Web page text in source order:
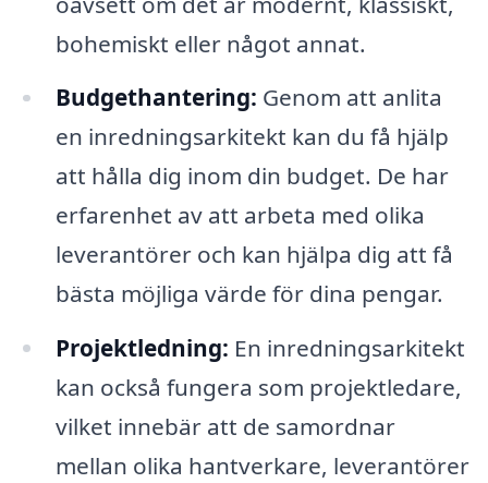
bohemiskt eller något annat.
Budgethantering: Genom att anlita
en inredningsarkitekt kan du få hjälp
att hålla dig inom din budget. De har
erfarenhet av att arbeta med olika
leverantörer och kan hjälpa dig att få
bästa möjliga värde för dina pengar.
Projektledning: En inredningsarkitekt
kan också fungera som projektledare,
vilket innebär att de samordnar
mellan olika hantverkare, leverantörer